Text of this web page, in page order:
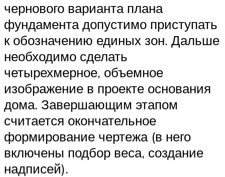
чернового варианта плана
фундамента допустимо приступать
к обозначению единых зон. Дальше
необходимо сделать
четырехмерное, объемное
изображение в проекте основания
дома. Завершающим этапом
считается окончательное
формирование чертежа (в него
включены подбор веса, создание
надписей).